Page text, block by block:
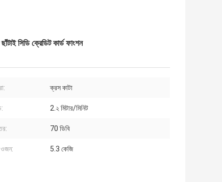
সিডি ক্রেডিট কার্ড ফাংশন
ক্রস কাটা
2.২ মিটার/মিনিট
70 ডিবি
ওজন: 5.3 কেজি